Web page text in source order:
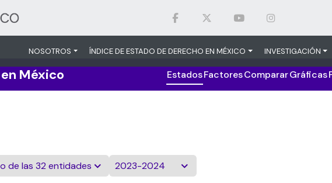
NOSOTROS ÍNDICE DE ESTADO DE DERECHO EN MÉXICO INVESTIGACIÓN
México EstadosFactoresCompararGráficas
de las 32 entidades 2023-2024